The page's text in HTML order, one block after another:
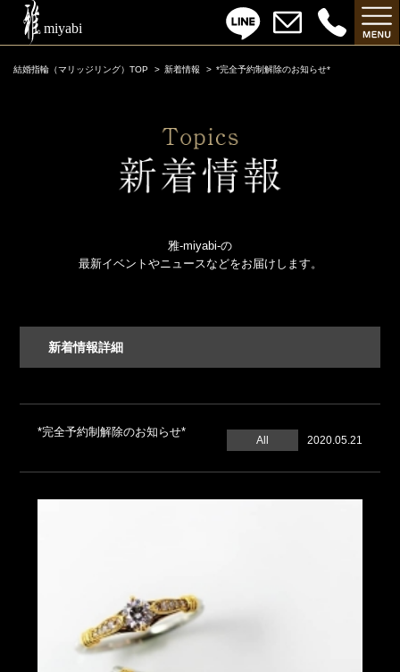
結婚指輪（マリッジリング）TOP 新着情報 *完全予約制解除のお知らせ*
雅-miyabi-の
最新イベントやニュースなどをお届けします。
新着情報詳細
*完全予約制解除のお知らせ*
2020.05.21
All